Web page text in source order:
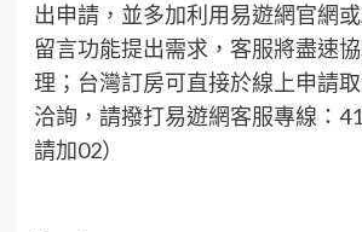
出申請，並多加利用易遊網官網
留言功能提出需求，客服將盡速
理；台灣訂房可直接於線上申請
洽詢，請撥打易遊網客服專線：
請加02）